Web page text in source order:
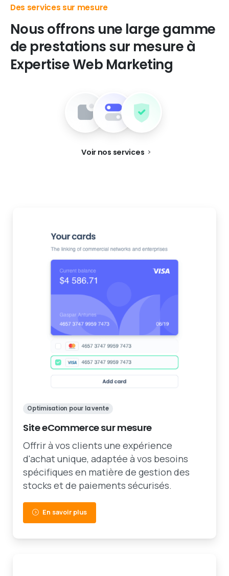
Des produits digitaux de premier choix
Nousoffrons une largegamme
de prestationssur mesureà
ExpertiseWeb Marketing
Voir nos services
Optimisation pour la vente
Site eCommerce sur mesure
Offrir à vos clients une expérience
d'achat unique, adaptée à vos besoins
spécifiques en matière de gestion des
stocks et de paiements sécurisés.
En savoir plus